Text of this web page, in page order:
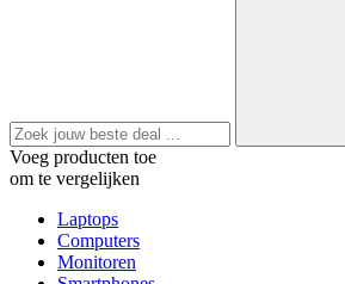
Voeg producten toe
om te vergelijken
Laptops
Computers
Monitoren